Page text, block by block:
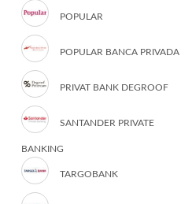
POPULAR
POPULAR BANCA PRIVADA
PRIVAT BANK DEGROOF
SANTANDER PRIVATE
BANKING
TARGOBANK